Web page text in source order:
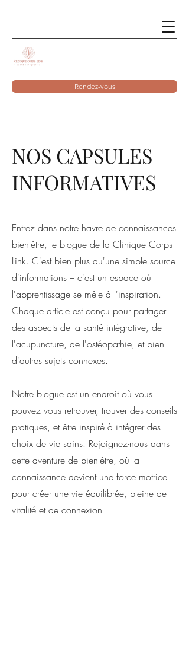
Rendez-vous
NOS CAPSULES
INFORMATIVES
Entrez dans notre havre de connaissances
bien-être, le blogue de la Clinique Corps
Link. C'est bien plus qu'une simple source
d'informations – c'est un espace où
l'apprentissage se mêle à l'inspiration.
Chaque article est conçu pour partager
des aspects de la santé intégrative, de
l'acupuncture, de l'ostéopathie, et bien
d'autres sujets connexes.
Notre blogue est un endroit où vous
pouvez vous retrouver, trouver des conseils
pratiques, et être inspiré à intégrer des
choix de vie sains. Rejoignez-nous dans
cette aventure de bien-être, où la
connaissance devient une force motrice
pour créer une vie équilibrée, pleine de
vitalité et de connexion